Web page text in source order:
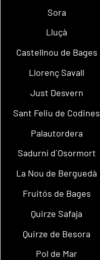
Sora
Lluçà
Castellnou de Bages
Llorenç Savall
Just Desvern
Sant Feliu de Codines
Palautordera
Sadurní d´Osormort
La Nou de Berguedà
Fruitós de Bages
Quirze Safaja
Quirze de Besora
Pol de Mar